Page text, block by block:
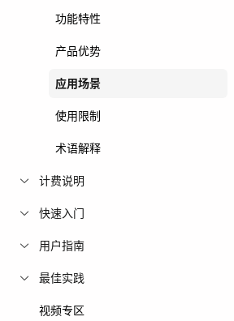
功能特性
产品优势
应用场景
使用限制
术语解释
计费说明
快速入门
用户指南
最佳实践
视频专区